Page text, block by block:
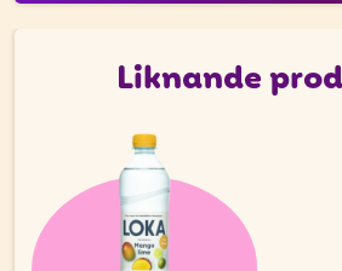
Liknande